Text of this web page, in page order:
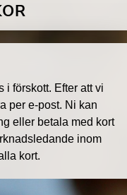
i förskott. Efter att vi
per e-post. Ni kan
eller betala med kort
inom
kort.